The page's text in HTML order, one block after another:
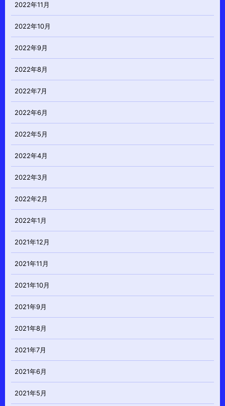
2022年11月
2022年10月
2022年9月
2022年8月
2022年7月
2022年6月
2022年5月
2022年4月
2022年3月
2022年2月
2022年1月
2021年12月
2021年11月
2021年10月
2021年9月
2021年8月
2021年7月
2021年6月
2021年5月